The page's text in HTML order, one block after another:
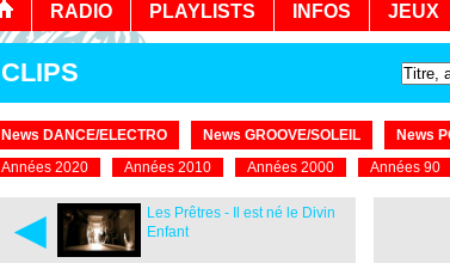
RADIO PLAYLISTS INFOS JEUX
CLIPS
News DANCE/ELECTRO News GROOVE/SOLEIL News
Années 2020
Années 2010 Années 2000 Années 90
◄
Les Prêtres - Il est né le Divin
Enfant